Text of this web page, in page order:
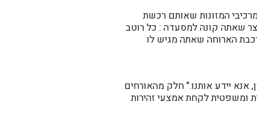
המזונות שאותם רכשת
שאתה קונה למסעדה : כל רוטב
הארוחה שאתה מגיש לו
אנא יידע אותנו." חלק מהאורחים
ומשפטית לקחת אמצעי זהירות